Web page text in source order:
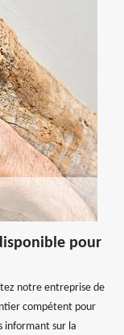
pour
notre entreprise de
compétent pour
informant sur la